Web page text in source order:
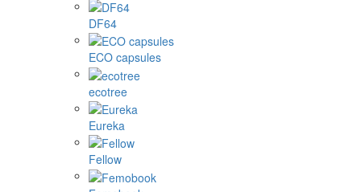
DF64
ECO capsules
ecotree
Eureka
Fellow